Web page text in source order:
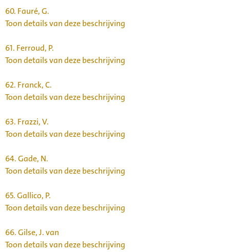
60. Fauré, G.
Toon details van deze beschrijving
61. Ferroud, P.
Toon details van deze beschrijving
62. Franck, C.
Toon details van deze beschrijving
63. Frazzi, V.
Toon details van deze beschrijving
64.Gade, N.
Toon details van deze beschrijving
65.Gallico, P.
Toon details van deze beschrijving
66.Gilse, J. van
Toon details van deze beschrijving